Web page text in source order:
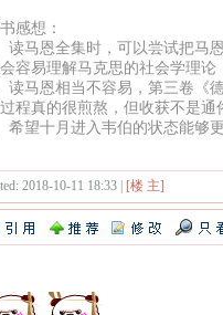
感想：
读马恩全集时，可以尝试把马
容易理解马克思的社会学理论
读马恩相当不容易，第三卷《
程真的很煎熬，但收获不是通
希望十月进入韦伯的状态能够
2018-10-11 18:33 | [楼 主]